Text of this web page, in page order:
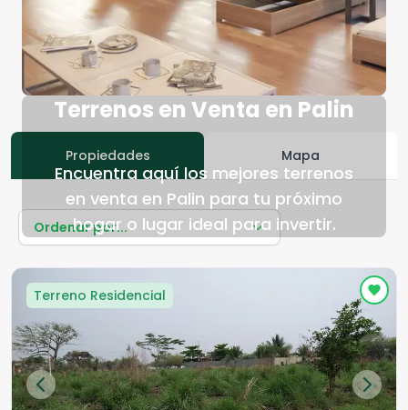
Terrenos en Venta en Palin
Encuentra aquí los mejores terrenos
en venta en Palin para tu próximo
hogar o lugar ideal para invertir.
Propiedades Mapa
Ordenar por...
Terreno Residencial